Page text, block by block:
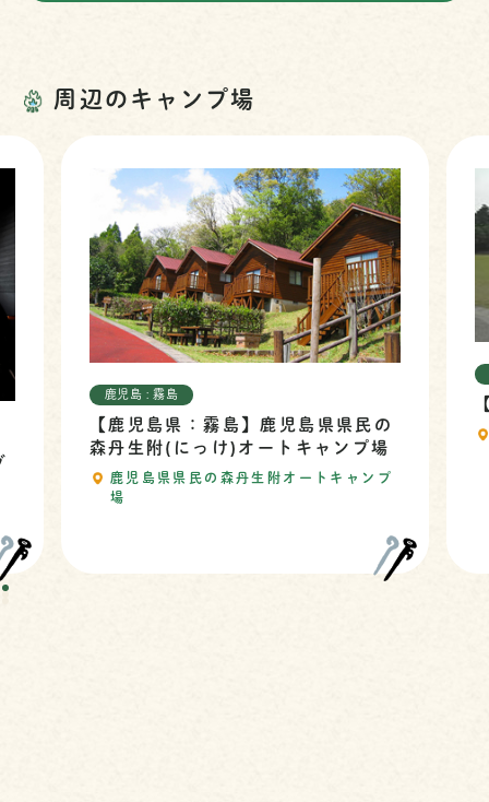
周辺のキャンプ場
児島県：霧島】鹿児島県県民の
生附(にっけ)オートキャンプ場
児島県県民の森丹生附オートキャンプ
【鹿児島県：
霧島緑の村